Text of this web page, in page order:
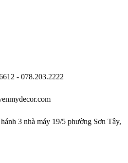
- 078.203.2222
3 nhà máy 19/5 phường Sơn Tây,